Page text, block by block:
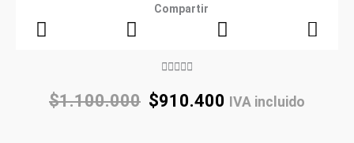
Compartir

out
$1.100.000 Original
$910.400 Current
IVA incluido